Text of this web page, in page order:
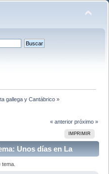
gallega y Cantábrico»
« anterior próximo »
IMPRIMIR
Unos días en La